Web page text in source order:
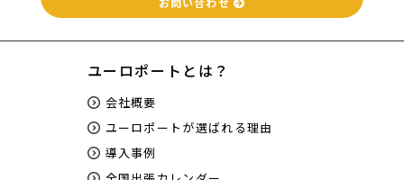
ユーロポートとは？
会社概要
ユーロポートが選ばれる理由
導入事例